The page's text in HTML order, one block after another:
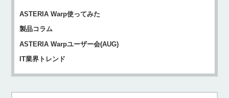
ASTERIA Warp使ってみた
製品コラム
ASTERIA Warpユーザー会(AUG)
IT業界トレンド